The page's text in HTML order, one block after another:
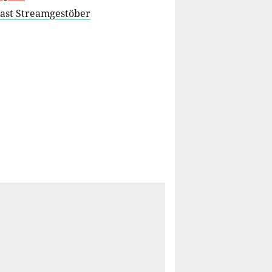
Streamgestöber